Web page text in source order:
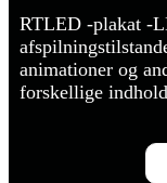
RTLED -plakat -
animationer og
forskellige